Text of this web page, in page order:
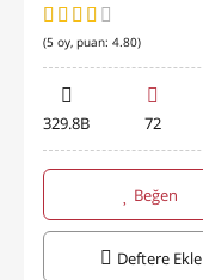
(5 oy, puan: 4.80)
329.8B 72
Beğen
Deftere Ekle